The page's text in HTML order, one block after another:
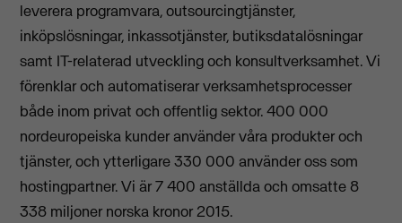
leverera programvara, outsourcingtjänster,
inköpslösningar, inkassotjänster, butiksdatalösningar
samt IT-relaterad utveckling och konsultverksamhet. Vi
förenklar och automatiserar verksamhetsprocesser
både inom privat och offentlig sektor. 400 000
nordeuropeiska kunder använder våra produkter och
tjänster, och ytterligare 330 000 använder oss som
hostingpartner. Vi är 7 400 anställda och omsatte 8
338 miljoner norska kronor 2015.